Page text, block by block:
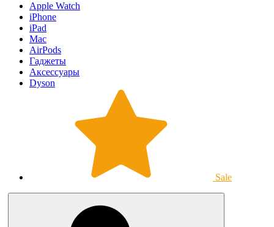
Apple Watch
iPhone
iPad
Mac
AirPods
Гаджеты
Аксессуары
Dyson
Sale